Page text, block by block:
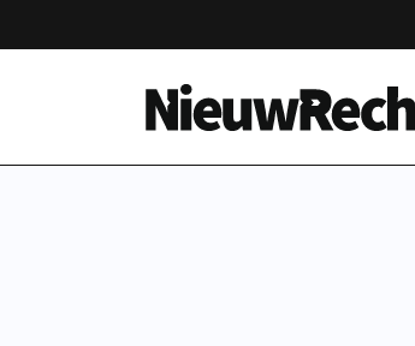
Homepage van NieuwRechts